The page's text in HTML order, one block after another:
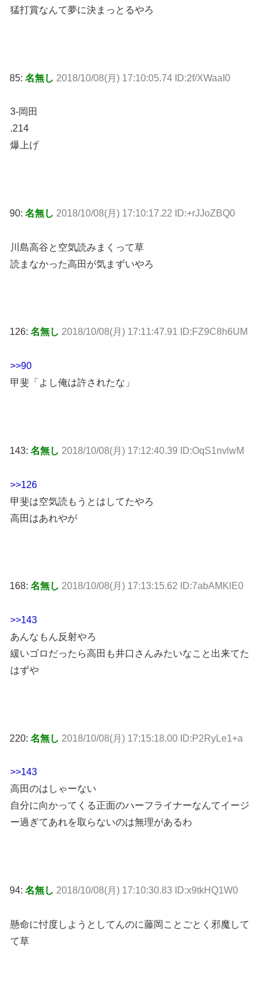
猛打賞なんて夢に決まっとるやろ
85: 名無し 2018/10/08(月) 17:10:05.74 ID:2f/XWaaI0
3-岡田
.214
爆上げ
90: 名無し 2018/10/08(月) 17:10:17.22 ID:+rJJoZBQ0
川島高谷と空気読みまくって草
読まなかった高田が気まずいやろ
126: 名無し 2018/10/08(月) 17:11:47.91 ID:FZ9C8h6UM
>>90
甲斐「よし俺は許されたな」
143: 名無し 2018/10/08(月) 17:12:40.39 ID:OqS1nvlwM
>>126
甲斐は空気読もうとはしてたやろ
高田はあれやが
168: 名無し 2018/10/08(月) 17:13:15.62 ID:7abAMKlE0
>>143
あんなもん反射やろ
緩いゴロだったら高田も井口さんみたいなこと出来てた
はずや
220: 名無し 2018/10/08(月) 17:15:18.00 ID:P2RyLe1+a
>>143
高田のはしゃーない
自分に向かってくる正面のハーフライナーなんてイージ
ー過ぎてあれを取らないのは無理があるわ
94: 名無し 2018/10/08(月) 17:10:30.83 ID:x9tkHQ1W0
懸命に忖度しようとしてんのに藤岡ことごとく邪魔して
て草